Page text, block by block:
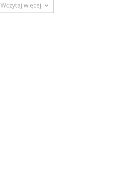
Wczytaj więcej